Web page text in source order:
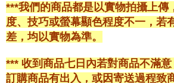
***我們的商品都是以實物拍攝上傳
度、技巧或螢幕顯色程度不一，若
差，均以實物為準。
*** 收到商品七日內若對商品不滿
訂購商品有出入，或因寄送過程致